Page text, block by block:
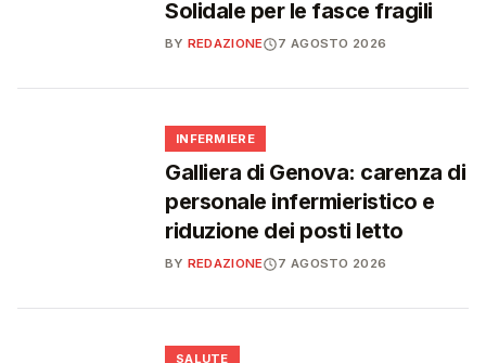
Solidale per le fasce fragili
BY REDAZIONE 7 AGOSTO 2026
INFERMIERE
Galliera di Genova: carenza di
personale infermieristico e
riduzione dei posti letto
BY REDAZIONE 7 AGOSTO 2026
SALUTE